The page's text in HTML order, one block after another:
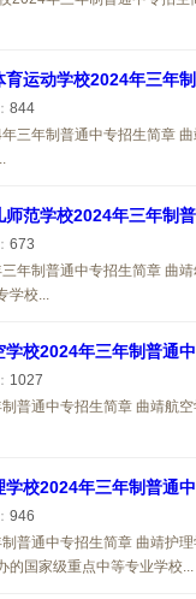
育运动学校2024年三年
844
三年制普通中专招生简章
师范学校2024年三年制
673
年制普通中专招生简章 曲
学校...
学校2024年三年制普通
1027
普通中专招生简章 曲靖航
学校2024年三年制普通
946
普通中专招生简章 曲靖护
的国家级重点中等专业学校...